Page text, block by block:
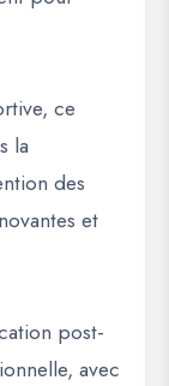
ce
la
des
et
post-
avec